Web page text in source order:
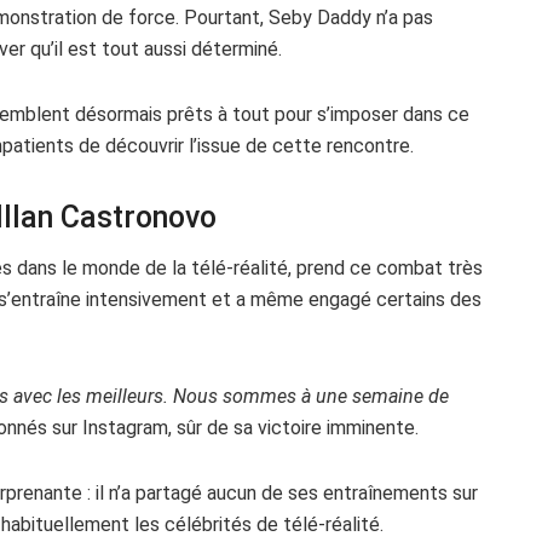
de force. Pourtant, Seby Daddy n’a pas
qu’il est tout aussi déterminé.
désormais prêts à tout pour s’imposer dans ce
de découvrir l’issue de cette rencontre.
Castronovo
dans le monde de la télé-réalité, prend ce combat très
intensivement et a même engagé certains des
les meilleurs. Nous sommes à une semaine de
sur Instagram, sûr de sa victoire imminente.
: il n’a partagé aucun de ses entraînements sur
les célébrités de télé-réalité.